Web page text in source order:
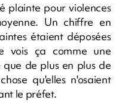
plainte pour violences
Un chiffre en
étaient déposées
vois ça comme une
de plus en plus de
qu'elles n'osaient
le préfet.